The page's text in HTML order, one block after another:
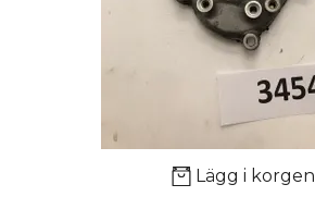
Lägg i korgen